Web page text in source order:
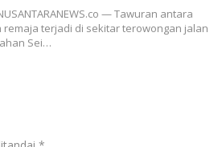
— Tawuran antara
remaja terjadi di sekitar terowongan jalan
Sei…